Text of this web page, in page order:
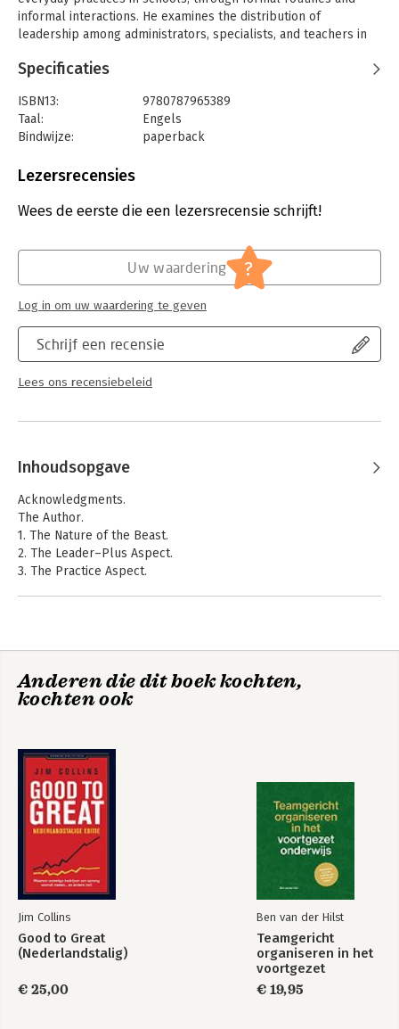
informal interactions. He examines the distribution of
leadership among administrators, specialists, and teachers in
is stretched over leaders, followers, and aspects of the
organization such as memos, scheduling procedures, and
evaluation protocols.
This book is a volume in the Jossey–Bass Leadership Library in
and insights about leadership in schools.
Specificaties
ISBN13:
9780787965389
Taal:
Engels
Bindwijze:
paperback
Uitgever:
Lezersrecensies
Wees de eerste die een lezersrecensie schrijft!
Schrijf een recensie
Lees ons recensiebeleid
Uw waardering ?
Log in om uw waardering te geven
Inhoudsopgave
Acknowledgments.
The Author.
1. The Nature of the Beast.
2. The Leader–Plus Aspect.
3. The Practice Aspect.
Anderen die dit boek kochten,
kochten ook
Jim Collins
Good to Great
(Nederlandstalig)
€ 25,00
Ben van der Hilst
Teamgericht
organiseren in het
voortgezet
onderwijs
€ 19,95